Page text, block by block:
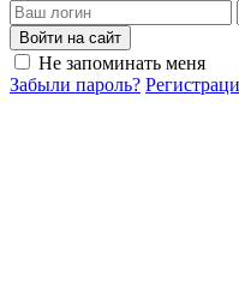
Войти на сайт
Не запоминать меня
Забыли пароль?